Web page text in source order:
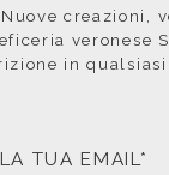
creazioni,
veronese
in qualsiasi